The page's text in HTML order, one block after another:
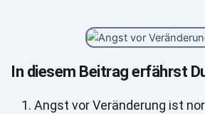
In diesem Beitrag erfährst
Angst vor Veränderung ist